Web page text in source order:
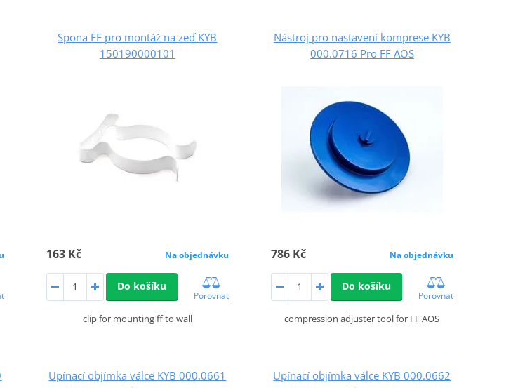
Spona FF pro montáž na zeď KYB
150190000101
163 Kč Na objednávku
Do košíku
Porovnat
clip for mounting ff to wall
Nástroj pro nastavení komprese KYB
000.0716 Pro FF AOS
786 Kč Na objednávku
Do košíku
Porovnat
compression adjuster tool for FF AOS
Upínací objímka válce KYB 000.0661
Upínací objímka válce KYB 000.0662